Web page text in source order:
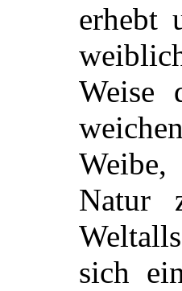
erhebt
Weise
Natur
sich